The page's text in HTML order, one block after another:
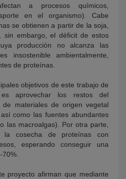
a procesos químicos,
en el organismo). Cabe
se obtienen a partir de la soja,
sin embargo, el déficit de estos
producción no alcanza las
insostenible ambientalmente,
de proteínas.
objetivos de este trabajo de
es aprovechar los restos del
de materiales de origen vegetal
como las fuentes abundantes
las macroalgas). Por otra parte,
la cosecha de proteínas con
esperando conseguir una
proyecto afirman que mediante